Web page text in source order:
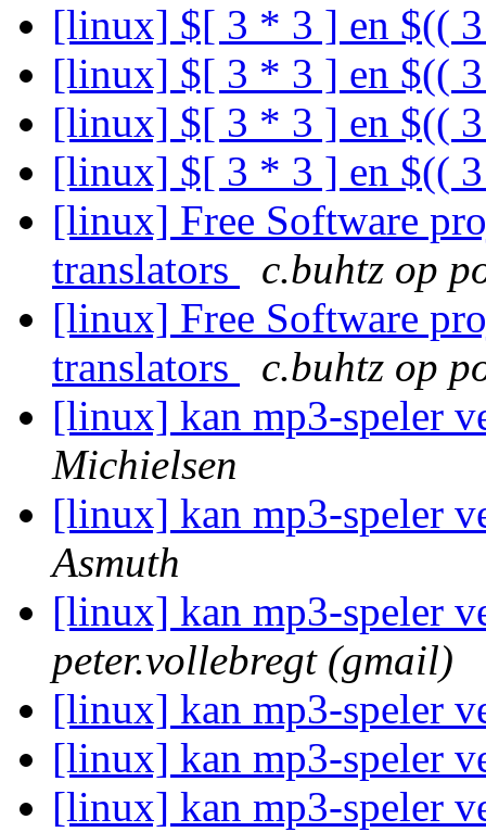
[linux] $[ 3 * 3 ] en $((
[linux] $[ 3 * 3 ] en $((
[linux] $[ 3 * 3 ] en $((
[linux] $[ 3 * 3 ] en $((
[linux] Free Software
translators
c.buhtz op
[linux] Free Software
translators
c.buhtz op
[linux] kan mp3-speler
Michielsen
[linux] kan mp3-speler
Asmuth
[linux] kan mp3-speler
peter.vollebregt (gmail)
[linux] kan mp3-speler
[linux] kan mp3-speler
[linux] kan mp3-speler